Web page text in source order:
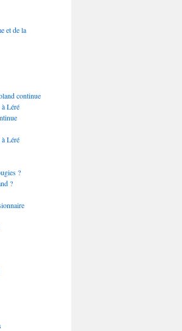
et de la
continue
Léré
Léré
?
?